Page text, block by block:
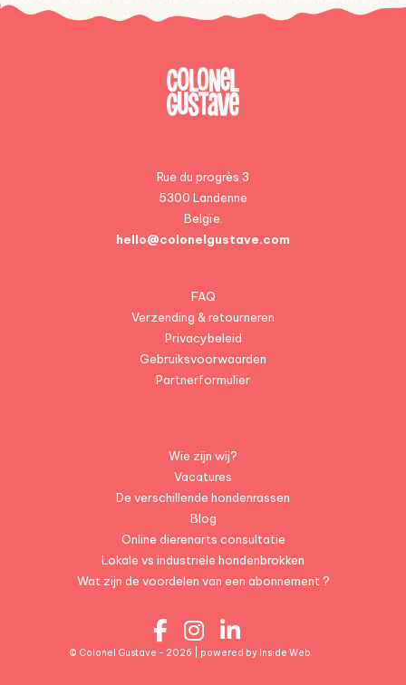
Rue du progrès 3
5300 Landenne
Belgïe.
hello@colonelgustave.com
FAQ
Verzending & retourneren
Privacybeleid
Gebruiksvoorwaarden
Partnerformulier
Wie zijn wij?
Vacatures
De verschillende hondenrassen
Blog
Online dierenarts consultatie
Lokale vs industriële hondenbrokken
Wat zijn de voordelen van een abonnement ?
© Colonel Gustave - 2026 | powered by Inside Web